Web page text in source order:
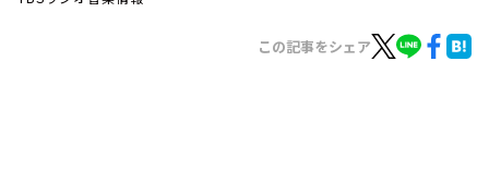
この記事をシェア